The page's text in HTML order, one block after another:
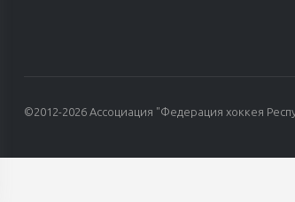
©2012-2026 Ассоциация "Федерация хоккея